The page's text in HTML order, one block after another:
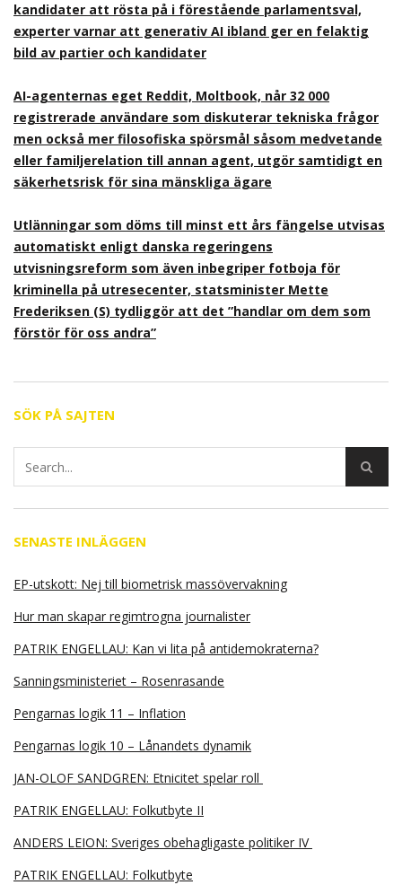
kandidater att rösta på i förestående parlamentsval,
experter varnar att generativ AI ibland ger en felaktig
bild av partier och kandidater
AI-agenternas eget Reddit, Moltbook, når 32 000
registrerade användare som diskuterar tekniska frågor
men också mer filosofiska spörsmål såsom medvetande
eller familjerelation till annan agent, utgör samtidigt en
säkerhetsrisk för sina mänskliga ägare
Utlänningar som döms till minst ett års fängelse utvisas
automatiskt enligt danska regeringens
utvisningsreform som även inbegriper fotboja för
kriminella på utresecenter, statsminister Mette
Frederiksen (S) tydliggör att det ”handlar om dem som
förstör för oss andra”
SÖK PÅ SAJTEN
SENASTE INLÄGGEN
EP-utskott: Nej till biometrisk massövervakning
Hur man skapar regimtrogna journalister
PATRIK ENGELLAU: Kan vi lita på antidemokraterna?
Sanningsministeriet – Rosenrasande
Pengarnas logik 11 – Inflation
Pengarnas logik 10 – Lånandets dynamik
JAN-OLOF SANDGREN: Etnicitet spelar roll
PATRIK ENGELLAU: Folkutbyte II
ANDERS LEION: Sveriges obehagligaste politiker IV
PATRIK ENGELLAU: Folkutbyte